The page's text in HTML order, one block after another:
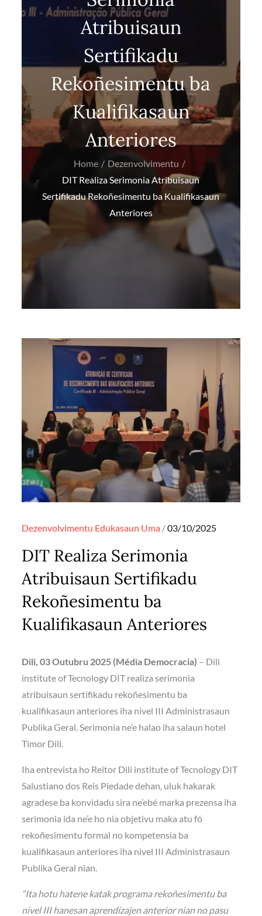
Atribuisaun
Sertifikadu
Rekoñesimentu ba
Kualifikasaun
Anteriores
Home
Dezenvolvimentu
DIT Realiza Serimonia Atribuisaun
Sertifikadu Rekoñesimentu ba Kualifikasaun
Anteriores
Dezenvolvimentu Edukasaun Uma Posted
03/10/2025
DIT Realiza Serimonia
Atribuisaun Sertifikadu
Rekoñesimentu ba
Kualifikasaun Anteriores
Dili, 03 Outubru 2025 (Média Democracia) – Dili
institute of Tecnology DIT realiza serimonia
atribuisaun sertifikadu rekoñesimentu ba
kualifikasaun anteriores iha nivel III Administrasaun
Publika Geral. Serimonia ne’e halao iha salaun hotel
Timor Dili.
Iha entrevista ho Reitor Dili institute of Tecnology DIT
Salustiano dos Reis Piedade dehan, uluk hakarak
agradese ba konvidadu sira ne’ebé marka prezensa iha
serimonia ida ne’e ho nia objetivu maka atu fó
rekoñesimentu formal no kompetensia ba
kualifikasaun anteriores iha nivel III Administrasaun
Publika Geral nian.
“Ita hotu hatene katak programa rekoñesimentu ba
nivel III hanesan aprendizajen anterior nian no pasu